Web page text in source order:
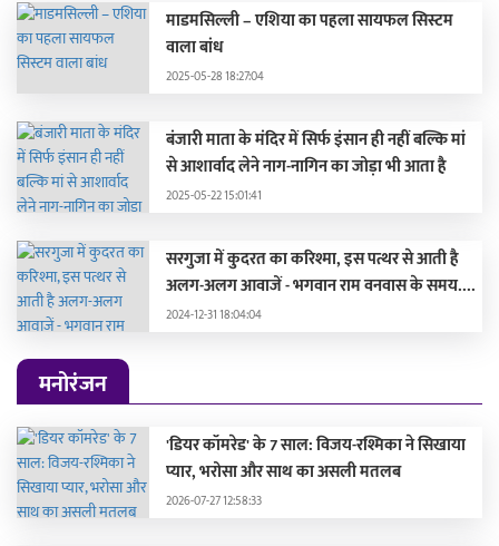
माडमसिल्ली – एशिया का पहला सायफल सिस्टम
वाला बांध
2025-05-28 18:27:04
बंजारी माता के मंदिर में सिर्फ इंसान ही नहीं बल्कि मां
से आशार्वाद लेने नाग-नागिन का जोड़ा भी आता है
2025-05-22 15:01:41
सरगुजा में कुदरत का करिश्मा, इस पत्थर से आती है
अलग-अलग आवाजें - भगवान राम वनवास के समय....
2024-12-31 18:04:04
मनोरंजन
'डियर कॉमरेड' के 7 साल: विजय-रश्मिका ने सिखाया
प्यार, भरोसा और साथ का असली मतलब
2026-07-27 12:58:33